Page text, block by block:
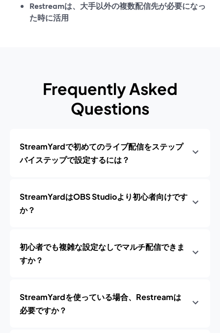
Restreamは、大手以外の複数配信先が必要になっ
た時に活用
Frequently Asked
Questions
StreamYardで初めてのライブ配信をステップ
バイステップで設定するには？
StreamYardはOBS Studioより初心者向けです
か？
初心者でも複雑な設定なしでマルチ配信できま
すか？
StreamYardを使っている場合、Restreamは
必要ですか？